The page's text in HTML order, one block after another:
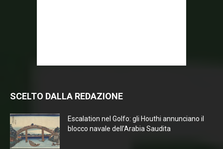
SCELTO DALLA REDAZIONE
Escalation nel Golfo: gli Houthi annunciano il
blocco navale dell’Arabia Saudita